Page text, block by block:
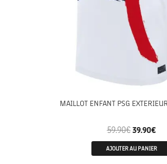
MAILLOT ENFANT PSG
59.90€ 39.90€
AJOUTER AU PANIER